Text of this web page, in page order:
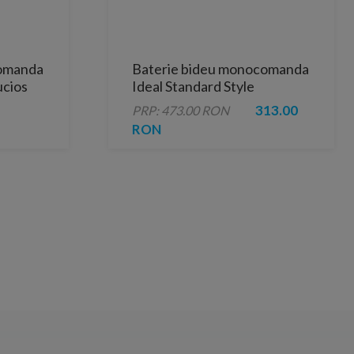
Baterie bideu monocomanda
Ideal Standard Style
PRP: 473.00 RON
313.00
RON